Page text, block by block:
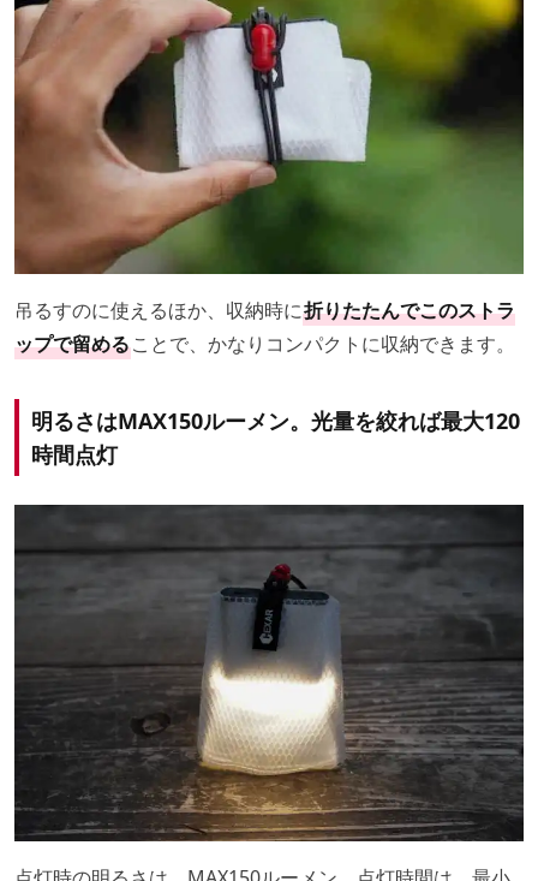
吊るすのに使えるほか、収納時に折りたたんでこのストラ
ップで留めることで、かなりコンパクトに収納できます。
明るさはMAX150ルーメン。光量を絞れば最大120
時間点灯